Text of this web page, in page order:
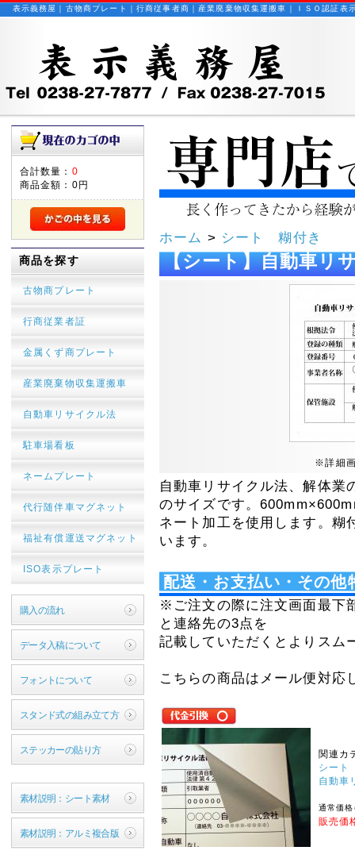
表示義務屋｜古物商プレート｜行商従事者商｜産業廃棄物収集運搬車｜ＩＳＯ認証
合計数量： 0
商品金額： 0円
商品を探す
古物商プレート
行商従業者証
金属くず商プレート
産業廃棄物収集運搬車
自動車リサイクル法
駐車場看板
ネームプレート
代行随伴車マグネット
福祉有償運送マグネット
ISO表示プレート
購入の流れ
データ入稿について
フォントについて
スタンド式の組み立て方
ステッカーの貼り方
素材説明：シート素材
素材説明：アルミ複合版
ホーム > シート 糊付き
【シート】自動車
※詳細
自動車リサイクル法、解体業
のサイズです。
ネート加工を使用します。糊
います。
配送・お支払い・その他
※ご注文の際に注文画面最下
と連絡先の3点を
記載していただくとよりスム
こちらの商品はメール便対応
関連カ
シー
自動車
通常価
販売価